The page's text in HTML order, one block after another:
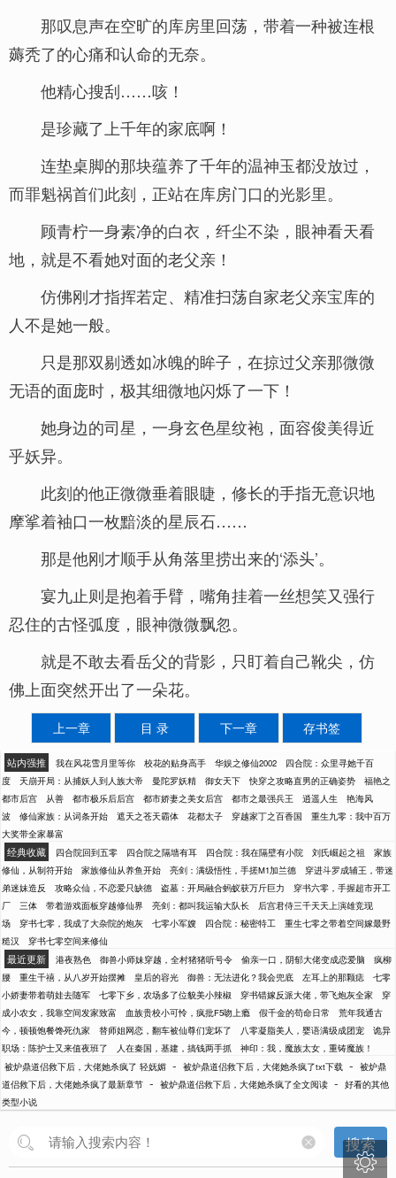
那叹息声在空旷的库房里回荡，带着一种被连根
薅秃了的心痛和认命的无奈。
他精心搜刮……咳！
是珍藏了上千年的家底啊！
连垫桌脚的那块蕴养了千年的温神玉都没放过，
而罪魁祸首们此刻，正站在库房门口的光影里。
顾青柠一身素净的白衣，纤尘不染，眼神看天看
地，就是不看她对面的老父亲！
仿佛刚才指挥若定、精准扫荡自家老父亲宝库的
人不是她一般。
只是那双剔透如冰魄的眸子，在掠过父亲那微微
无语的面庞时，极其细微地闪烁了一下！
她身边的司星，一身玄色星纹袍，面容俊美得近
乎妖异。
此刻的他正微微垂着眼睫，修长的手指无意识地
摩挲着袖口一枚黯淡的星辰石……
那是他刚才顺手从角落里捞出来的‘添头’。
宴九止则是抱着手臂，嘴角挂着一丝想笑又强行
忍住的古怪弧度，眼神微微飘忽。
就是不敢去看岳父的背影，只盯着自己靴尖，仿
佛上面突然开出了一朵花。
上一章 目 录 下一章 存书签
站内强推 我在风花雪月里等你 校花的贴身高手 华娱之修仙2002
四合院：众里寻她千百
度
天崩开局：从捕妖人到人族大帝 曼陀罗妖精 御女天下 快穿之攻略直男的正确姿势
福艳之
都市后宫
从善 都市极乐后后宫 都市娇妻之美女后宫 都市之最强兵王 逍遥人生
艳海风
波
修仙家族：从词条开始 遮天之苍天霸体 花都太子 穿越家丁之百香国
重生九零：我中百万
大奖带全家暴富
经典收藏 四合院回到五零 四合院之隔墙有耳 四合院：我在隔壁有小院 刘氏崛起之祖
家族
修仙，从制符开始
家族修仙从养鱼开始 亮剑：满级悟性，手搓M1加兰德
穿进斗罗成辅王，带迷
弟迷妹造反
攻略众仙，不恋爱只缺德 盗墓：开局融合蚂蚁获万斤巨力
穿书六零，手握超市开工
厂
三体 带着游戏面板穿越修仙界 亮剑：都叫我运输大队长
后宫君侍三千天天上演雄竞现
场
穿书七零，我成了大杂院的炮灰 七零小军嫂 四合院：秘密特工
重生七零之带着空间嫁最野
糙汉
穿书七零空间来修仙
最近更新 港夜熟色 御兽小师妹穿越，全村猪猪听号令 偷亲一口，阴郁大佬变成恋爱脑
疯柳
腰
重生千禧，从八岁开始摆摊 皇后的容光 御兽：无法进化？我会兜底 左耳上的那颗痣
七零
小娇妻带着萌娃去随军
七零下乡，农场多了位貌美小辣椒 穿书错嫁反派大佬，带飞炮灰全家
穿
成小农女，我靠空间发家致富
血族贵校小可怜，疯批F5吻上瘾 假千金的苟命日常
荒年我通古
今，顿顿饱餐馋死仇家
替师姐网恋，翻车被仙尊们宠坏了 八零凝脂美人，婴语满级成团宠
诡异
职场：陈护士又来值夜班了
人在秦国，基建，搞钱两手抓
神印：我，魔族太女，重铸魔族！
被炉鼎道侣救下后，大佬她杀疯了 轻妩媚 - 被炉鼎道侣救下后，大佬她杀疯了txt下载 - 被炉鼎
道侣救下后，大佬她杀疯了最新章节 - 被炉鼎道侣救下后，大佬她杀疯了全文阅读 - 好看的其他
类型小说
搜索
